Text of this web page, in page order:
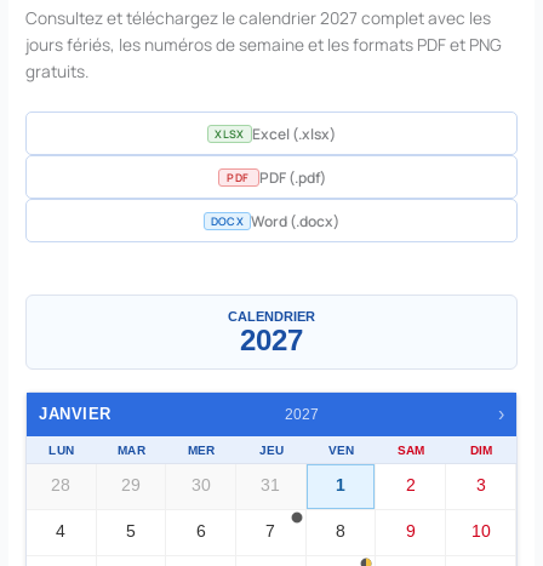
Consultez et téléchargez le calendrier 2027 complet avec les
jours fériés, les numéros de semaine et les formats PDF et PNG
gratuits.
XLSX Excel (.xlsx)
PDF PDF (.pdf)
DOCX Word (.docx)
CALENDRIER
2027
JANVIER 2027 ›
LUN MAR MER JEU VEN SAM DIM
28 29 30 31 1 2 3
4 5 6 7 8 9 10